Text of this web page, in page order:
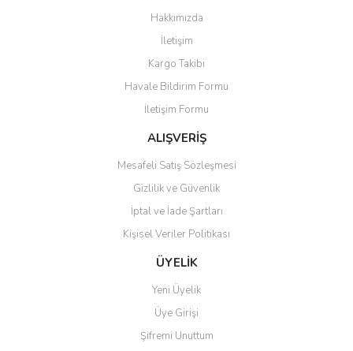
Yorum Yaz
Ürün resmi kalitesiz, bozuk veya görüntülenemiyor.
Ürün açıklamasında eksik bilgiler bulunuyor.
Ürün bilgilerinde hatalar bulunuyor.
Ürün fiyatı diğer sitelerden daha pahalı.
Bu ürüne benzer farklı alternatifler olmalı.
Gönder
Hakkımızda
İletişim
Kargo Takibi
Havale Bildirim Formu
İletişim Formu
ALIŞVERİŞ
Mesafeli Satış Sözleşmesi
Gizlilik ve Güvenlik
İptal ve İade Şartları
Kişisel Veriler Politikası
ÜYELİK
Yeni Üyelik
Üye Girişi
Şifremi Unuttum